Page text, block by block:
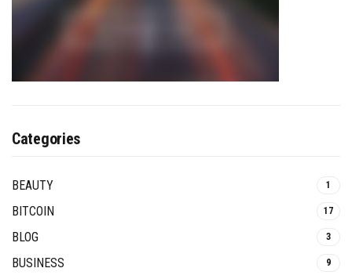
Categories
BEAUTY 1
BITCOIN 17
BLOG 3
BUSINESS 9